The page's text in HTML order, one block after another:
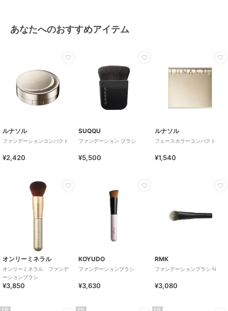
あなたへのおすすめアイテム
ルナソル
ファンデーションコンパクト
¥2,420
SUQQU
ファンデーション ブラシ
¥5,500
ルナソル
フェースカラーコンパクト
¥1,540
オンリーミネラル
オンリーミネラル ファンデ
ーションブラシ
¥3,850
KOYUDO
ファンデーションブラシ
¥3,630
RMK
ファンデーションブラシ N
¥3,080
PR PR PR